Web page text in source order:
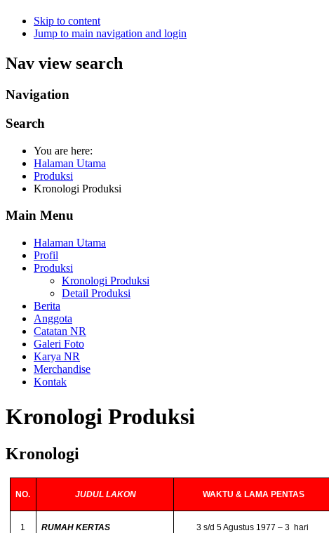
Skip to content
Jump to main navigation and login
Nav view search
Navigation
Search
You are here:
Halaman Utama
Produksi
Kronologi Produksi
Main Menu
Halaman Utama
Profil
Produksi
Kronologi Produksi
Detail Produksi
Berita
Anggota
Catatan NR
Galeri Foto
Karya NR
Merchandise
Kontak
Kronologi Produksi
Kronologi
NO. JUDUL LAKON WAKTU & LAMA PENTAS
1 RUMAH KERTAS 3 s/d 5 Agustus 1977 – 3 hari